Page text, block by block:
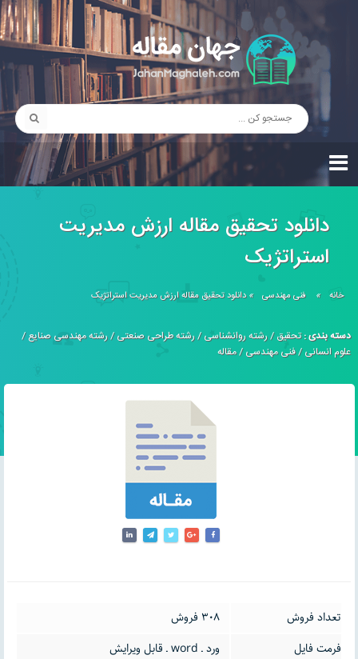
دانلود تحقیق مقاله ارزش مديريت
استراتژيک
خانه » فنی مهندسی »دانلود تحقیق مقاله ارزش مديريت استراتژيک
دسته بندی :تحقیق/رشته روانشناسی/رشته طراحی صنعتی/رشته مهندسی صنایع/
علوم انسانی/فنی مهندسی/مقاله
تعداد فروش
308 فروش
فرمت فایل
ورد ـ word ـ قابل ویرایش